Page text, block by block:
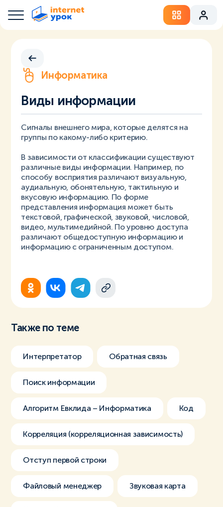
Информатика
Виды информации
Сигналы внешнего мира, которые делятся на
группы по какому-либо критерию.
В зависимости от классификации существуют
различные виды информации. Например, по
способу восприятия различают визуальную,
аудиальную, обонятельную, тактильную и
вкусовую информацию. По форме
представления информация может быть
текстовой, графической, звуковой, числовой,
видео, мультимедийной. По уровню доступа
различают общедоступную информацию и
информацию с ограниченным доступом.
Также по теме
Интерпретатор Обратная связь
Поиск информации
Алгоритм Евклида – Информатика Код
Корреляция (корреляционная зависимость)
Отступ первой строки
Файловый менеджер Звуковая карта